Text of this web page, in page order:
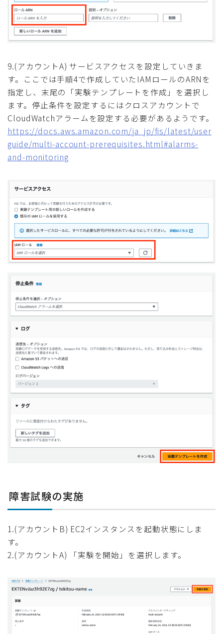
9.(アカウントA) サービスアクセスを設定していきま
す。ここでは手順4で作成していたIAMロールのARNを
指定し、末尾の「実験テンプレートを作成」を選択し
ます。停止条件を設定するにはクロスアカウントで
CloudWatchアラームを設定する必要があるようです。
https://docs.aws.amazon.com/ja_jp/fis/latest/user
guide/multi-account-prerequisites.html#alarms-
and-monitoring
障害試験の実施
1.(アカウントB) EC2インスタンスを起動状態にしま
す。
2.(アカウントA) 「実験を開始」を選択します。